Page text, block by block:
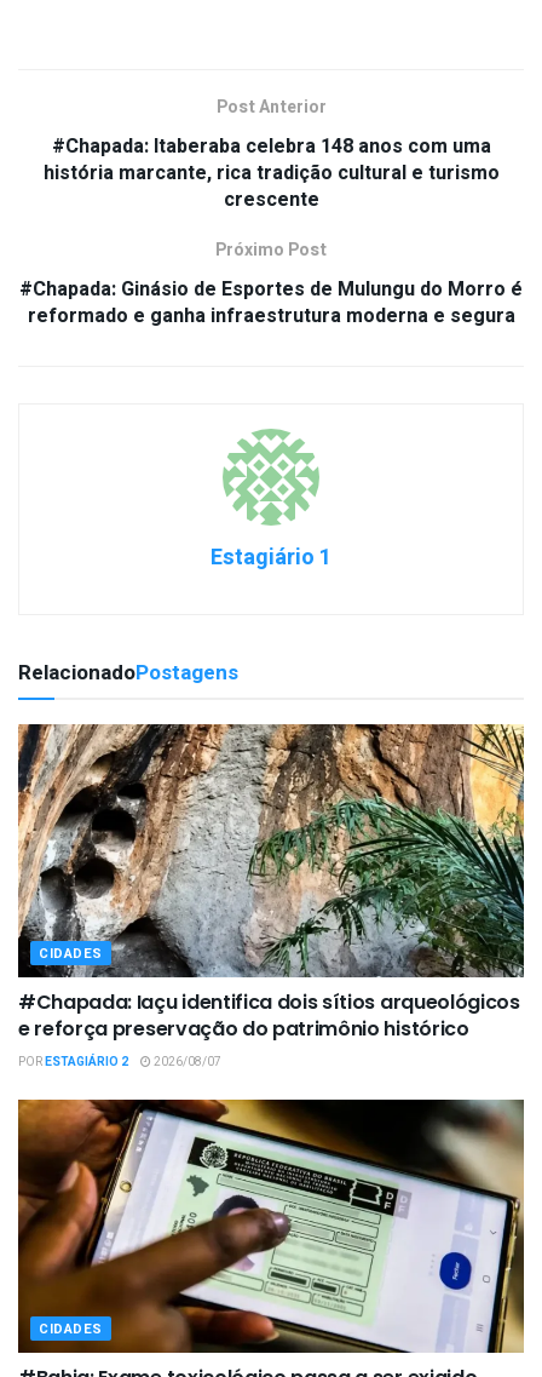
Post Anterior
#Chapada: Itaberaba celebra 148 anos com uma
história marcante, rica tradição cultural e turismo
crescente
Próximo Post
#Chapada: Ginásio de Esportes de Mulungu do Morro é
reformado e ganha infraestrutura moderna e segura
Estagiário 1
RelacionadoPostagens
CIDADES
#Chapada: Iaçu identifica dois sítios arqueológicos
e reforça preservação do patrimônio histórico
PORESTAGIÁRIO 2 2026/08/07
CIDADES